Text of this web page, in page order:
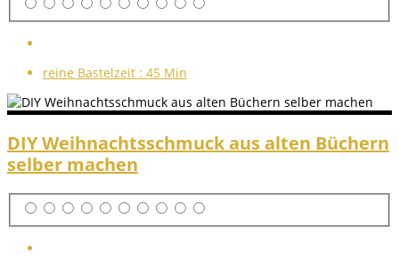
reine Bastelzeit : 45 Min
DIY Weihnachtsschmuck aus alten Büchern
selber machen